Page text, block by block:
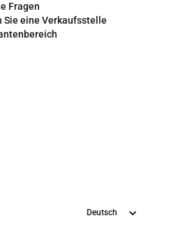
Fragen
Sie eine Verkaufsstelle
Sprache